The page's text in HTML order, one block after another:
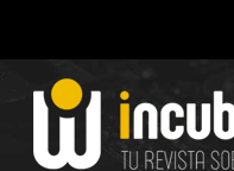
contenido